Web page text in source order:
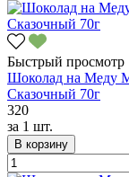
Быстрый просмотр
Шоколад на Меду
Сказочный 70г
320
за 1 шт.
В корзину